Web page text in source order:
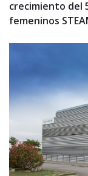
crecimiento del
femeninos